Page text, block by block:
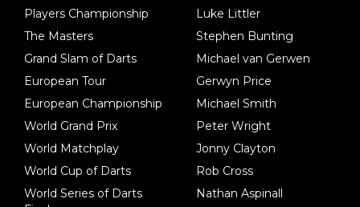
Players Championship
The Masters
Grand Slam of Darts
European Tour
European Championship
World Grand Prix
World Matchplay
World Cup of Darts
World Series of Darts
Luke Littler
Stephen Bunting
Michael van Gerwen
Gerwyn Price
Michael Smith
Peter Wright
Jonny Clayton
Rob Cross
Nathan Aspinall